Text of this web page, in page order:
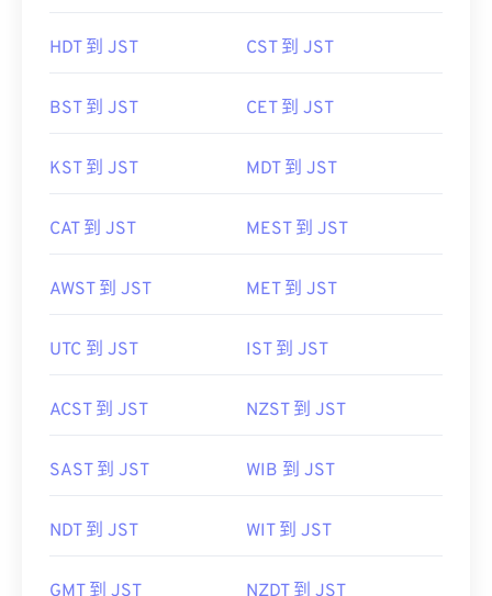
HDT 到 JST CST 到 JST
BST 到 JST CET 到 JST
KST 到 JST MDT 到 JST
CAT 到 JST MEST 到 JST
AWST 到 JST MET 到 JST
UTC 到 JST IST 到 JST
ACST 到 JST NZST 到 JST
SAST 到 JST WIB 到 JST
NDT 到 JST WIT 到 JST
GMT 到 JST NZDT 到 JST